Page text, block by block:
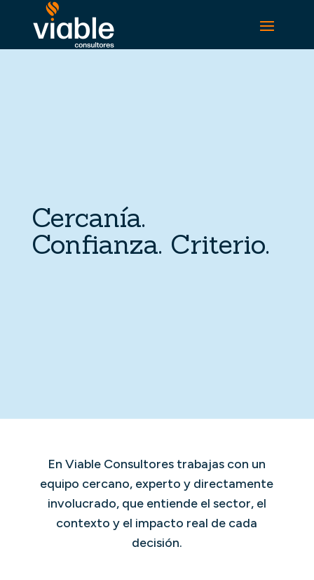
Cercanía.
Confianza. Criterio.
En Viable Consultores trabajas con un
equipo cercano, experto y directamente
involucrado, que entiende el sector, el
contexto y el impacto real de cada
decisión.